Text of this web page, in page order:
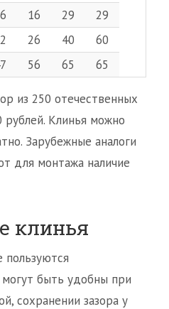
16 29
29
26 40
60
56 65 65
из 250 отечественных
рублей. Клинья можно
Зарубежные аналоги
для монтажа наличие
клинья
пользуются
быть удобны при
сохранении зазора у